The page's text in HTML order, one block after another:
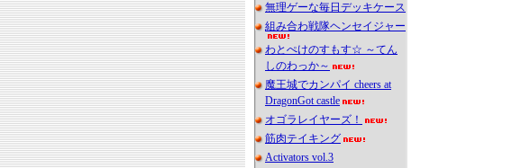
無理ゲーな毎日デッキケース
組み合わ戦隊ヘンセイジャー
わとぺけのすもす☆ ～てん
しのわっか～
魔王城でカンパイ cheers at
DragonGot castle
オゴラレイヤーズ！
筋肉テイキング
Activators vol.3